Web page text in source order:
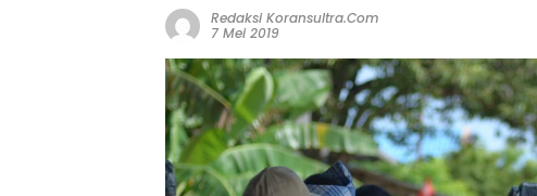
Redaksi Koransultra.com
7 Mei 2019